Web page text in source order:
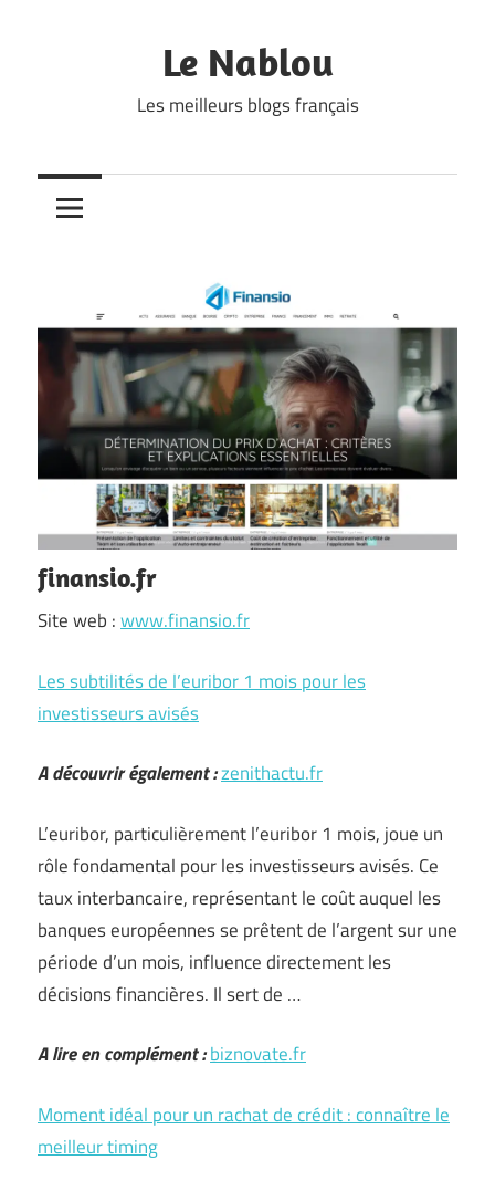
Le Nablou
Les meilleurs blogs français
finansio.fr
Site web :www.finansio.fr
Les subtilités de l’euribor 1 mois pour les
investisseurs avisés
A découvrir également :zenithactu.fr
L’euribor, particulièrement l’euribor 1 mois, joue un
rôle fondamental pour les investisseurs avisés. Ce
taux interbancaire, représentant le coût auquel les
banques européennes se prêtent de l’argent sur une
période d’un mois, influence directement les
décisions financières. Il sert de …
A lire en complément :biznovate.fr
Moment idéal pour un rachat de crédit : connaître le
meilleur timing